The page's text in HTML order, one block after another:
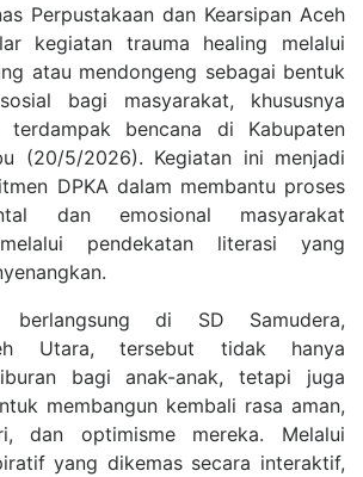
Perpustakaan dan Kearsipan Aceh
kegiatan trauma healing melalui
atau mendongeng sebagai bentuk
bagi masyarakat, khususnya
terdampak bencana di Kabupaten
(20/5/2026). Kegiatan ini menjadi
DPKA dalam membantu proses
dan emosional masyarakat
pendekatan literasi yang
berlangsung di SD Samudera,
Utara, tersebut tidak hanya
bagi anak-anak, tetapi juga
membangun kembali rasa aman,
dan optimisme mereka. Melalui
yang dikemas secara interaktif,